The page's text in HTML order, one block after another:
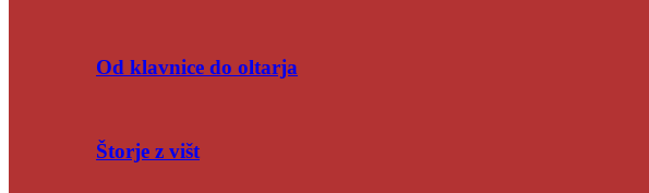
Od klavnice do oltarja
Štorje z višt